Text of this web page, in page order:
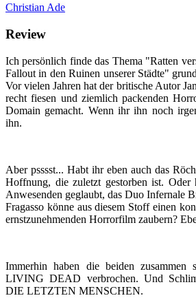
Christian Ade
Review
Ich persönlich finde das Thema "Ratten
Fallout in den Ruinen unserer Städte"
Vor vielen Jahren hat der britische Autor
recht fiesen und ziemlich packenden
Domain gemacht. Wenn ihr ihn noch
ihn.
Aber psssst... Habt ihr eben auch das
Hoffnung, die zuletzt gestorben ist. Oder
Anwesenden geglaubt, das Duo Infernale
Fragasso könne aus diesem Stoff einen
ernstzunehmenden Horrorfilm zaubern?
Immerhin haben die beiden
LIVING DEAD verbrochen. Und
DIE LETZTEN MENSCHEN.